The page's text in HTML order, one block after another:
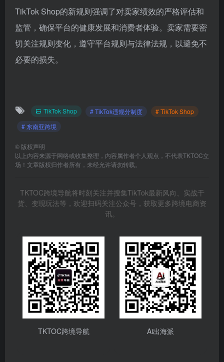
TikTok Shop的新规则强调了对卖家绩效的严格评估和
监管，确保平台的健康发展和消费者体验。卖家需要密
切关注规则变化，遵守平台规则与法律法规，以避免不
必要的损失。
TikTok Shop # TikTok违规分制度
# TikTok Shop
# 东南亚跨境
© 版权声明
以上内容来源于网络或收集整理，内容属作者个人观点，不代表TKTOC立
场！文章版权归作者所有，未经允许请勿转载。
TKTOC跨境导航将时刻关注并搜集TikTok最新风向、实战干
货、变现玩法等，欢迎扫码关注公众号，获取更多跨境电商资
讯。
TKTOC跨境导航 Ai出海派